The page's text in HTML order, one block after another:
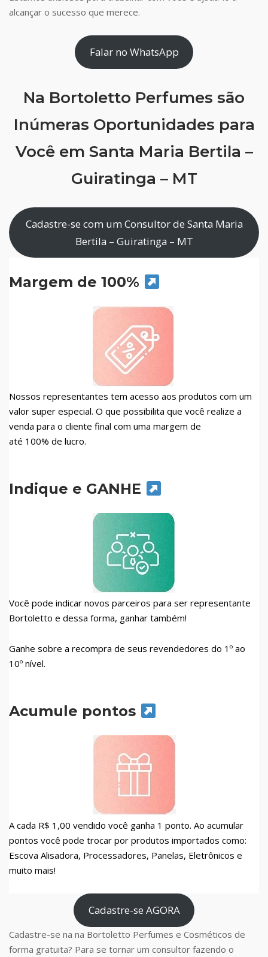
alcançar o sucesso que merece.
Falar no WhatsApp
Na Bortoletto Perfumes são
Inúmeras Oportunidades para
Você em Santa Maria Bertila –
Guiratinga – MT
Cadastre-se com um Consultor de Santa Maria
Bertila – Guiratinga – MT
Margem de 100%
Nossos representantes tem acesso aos produtos com um
valor super especial. O que possibilita que você realize a
venda para o cliente final com uma margem de
até 100% de lucro.
Indique e GANHE
Você pode indicar novos parceiros para ser representante
Bortoletto e dessa forma, ganhar também!
Ganhe sobre a recompra de seus revendedores do 1º ao
10º nível.
Acumule pontos
A cada R$ 1,00 vendido você ganha 1 ponto. Ao acumular
pontos você pode trocar por produtos importados como:
Escova Alisadora, Processadores, Panelas, Eletrônicos e
muito mais!
Cadastre-se AGORA
Cadastre-se na na Bortoletto Perfumes e Cosméticos de
forma gratuita? Para se tornar um consultor fazendo o